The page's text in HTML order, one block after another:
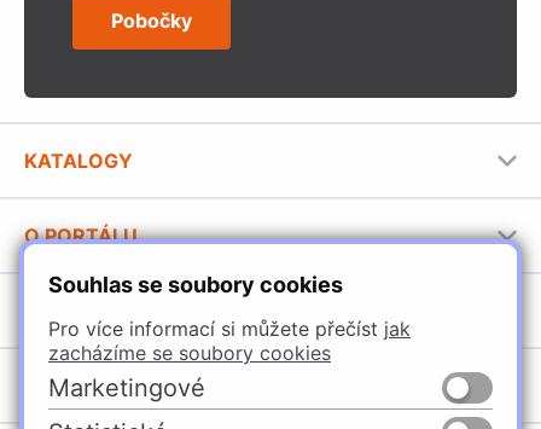
Souhlas se soubory cookies
Pro více informací si můžete přečíst jak
zacházíme se soubory cookies
Marketingové
Pobočky
KATALOGY
Stavební katalog Häfele
Brožury Häfele
O PORTÁLU
Provozovatel portálu
Jak používat portál
Úchytky
Nábytkové kování
POBOČKY